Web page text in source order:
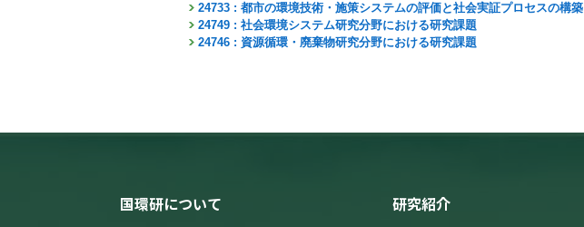
24733 : 都市の環境技術・施策システムの評価と社会実証プロセスの構築
24749 : 社会環境システム研究分野における研究課題
24746 : 資源循環・廃棄物研究分野における研究課題
国環研について 研究紹介